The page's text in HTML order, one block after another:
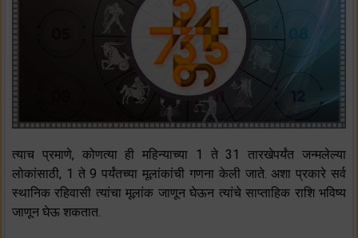
त्याच प्रमाणे, कोणत्या ही महिन्याच्या 1 ते 31 तारखेपर्यंत जन्मलेल्या
लोकांसाठी, 1 ते 9 पर्यंतच्या मूलांकांची गणना केली जाते. अशा प्रकारे सर्व
स्थानिक रहिवासी त्यांचा मूलांक जाणून घेऊन त्यांचे साप्ताहिक राशि भविष्य
जाणून घेऊ शकतात.